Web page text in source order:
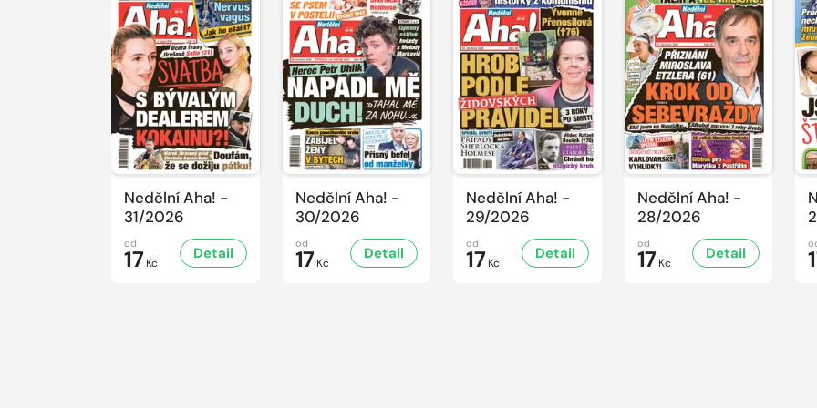
Nedělní Aha! -
31/2026
od
17 Kč
Detail
Nedělní Aha! -
30/2026
od
17 Kč
Detail
Nedělní Aha! -
29/2026
od
17 Kč
Detail
Nedělní Aha! -
28/2026
od
17 Kč
Detail